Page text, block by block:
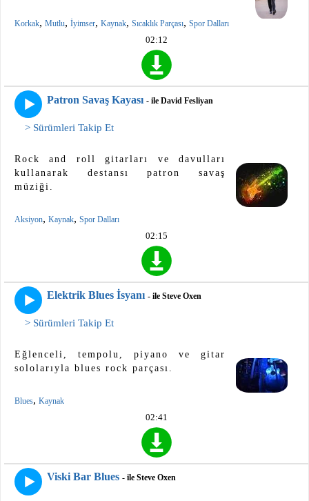
Korkak, Mutlu, İyimser, Kaynak, Sıcaklık Parçası, Spor Dalları
02:12
Patron Savaş Kayası - ile David Fesliyan
> Sürümleri Takip Et
Rock and roll gitarları ve davulları
kullanarak destansı patron savaş
müziği.
Aksiyon, Kaynak, Spor Dalları
02:15
Elektrik Blues İsyanı - ile Steve Oxen
> Sürümleri Takip Et
Eğlenceli, tempolu, piyano ve gitar
sololarıyla blues rock parçası.
Blues, Kaynak
02:41
Viski Bar Blues - ile Steve Oxen